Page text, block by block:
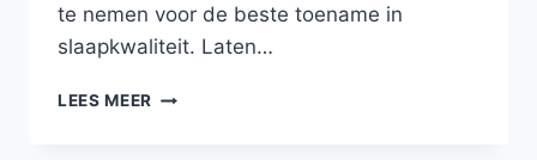
te nemen voor de beste toename in
slaapkwaliteit. Laten…
LEES MEER MK